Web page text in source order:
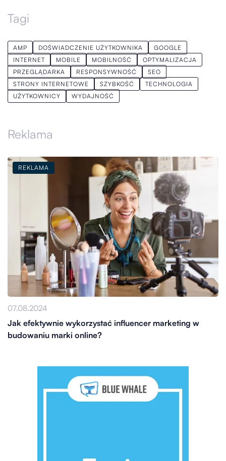
Tagi
AMP DOŚWIADCZENIE UŻYTKOWNIKA
GOOGLE
INTERNET
MOBILE MOBILNOŚĆ
OPTYMALIZACJA
PRZEGLĄDARKA
RESPONSYWNOŚĆ
SEO
STRONY INTERNETOWE
SZYBKOŚĆ
TECHNOLOGIA
UŻYTKOWNICY
WYDAJNOŚĆ
Reklama
REKLAMA
07.08.2024
Jak efektywnie wykorzystać influencer marketing w
budowaniu marki online?